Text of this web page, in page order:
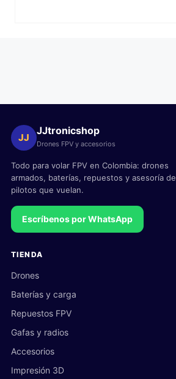
JJ
JJtronicshop
Drones FPV y accesorios
Todo para volar FPV en Colombia: drones
armados, baterías, repuestos y asesoría de
pilotos que vuelan.
Escríbenos por WhatsApp
TIENDA
Drones
Baterías y carga
Repuestos FPV
Gafas y radios
Accesorios
Impresión 3D